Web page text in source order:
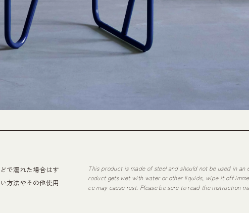
で濡れた場合はす
方法やその他使用
This product is made of steel and should not be used in
roduct gets wet with water or other liquids, wipe it off
ce may cause rust. Please be sure to read the instruction